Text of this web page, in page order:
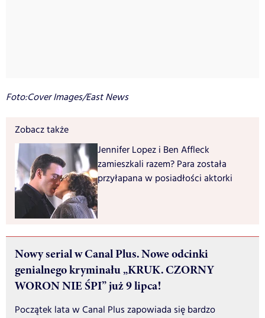
Foto:Cover Images/East News
Zobacz także
Jennifer Lopez i Ben Affleck
zamieszkali razem? Para została
przyłapana w posiadłości aktorki
Nowy serial w Canal Plus. Nowe odcinki
genialnego kryminału „KRUK. CZORNY
WORON NIE ŚPI” już 9 lipca!
Początek lata w Canal Plus zapowiada się bardzo